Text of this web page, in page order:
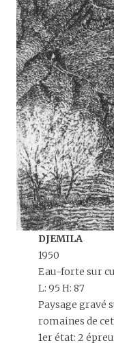
DJEMILA
1950
Eau-forte sur
L: 95 H: 87
Paysage gravé
romaines de
1er état: 2